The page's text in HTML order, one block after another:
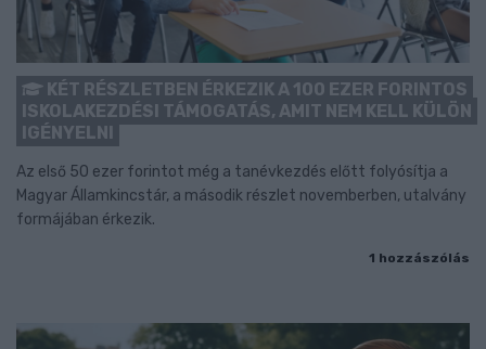
KÉT RÉSZLETBEN ÉRKEZIK A 100 EZER FORINTOS
ISKOLAKEZDÉSI TÁMOGATÁS, AMIT NEM KELL KÜLÖN
IGÉNYELNI
Az első 50 ezer forintot még a tanévkezdés előtt folyósítja a
Magyar Államkincstár, a második részlet novemberben, utalvány
formájában érkezik.
1 hozzászólás